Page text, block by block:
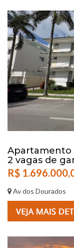
Apartamento
2 vagas de
R$
Av dos Dourados